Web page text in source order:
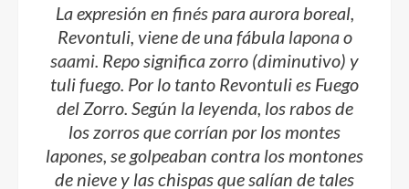
La expresión en finéspara aurora boreal,
Revontuli, viene de una fábula laponao
saami. Reposignifica zorro (diminutivo) y
tulifuego. Por lo tanto Revontulies Fuego
del Zorro. Según la leyenda, los rabos de
los zorros que corrían por los montes
lapones, se golpeaban contra los montones
de nieve y las chispas que salían de tales